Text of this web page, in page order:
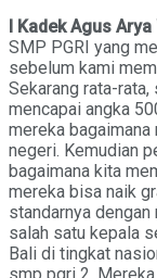
I Kadek Agus Arya
SMP PGRI yang
sebelum kami
Sekarang rata-
mencapai angka
mereka
negeri. Kemudian
bagaimana kita
mereka bisa naik
standarnya
salah satu kepala
Bali di tingkat